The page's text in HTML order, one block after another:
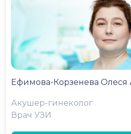
Ефимова-Корзенева Олеся
Акушер-гинеколог
Врач УЗИ